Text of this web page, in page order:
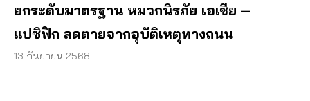
ยกระดับมาตรฐาน หมวกนิรภัย เอเชีย –
แปซิฟิก ลดตายจากอุบัติเหตุทางถนน
13 กันยายน 2568